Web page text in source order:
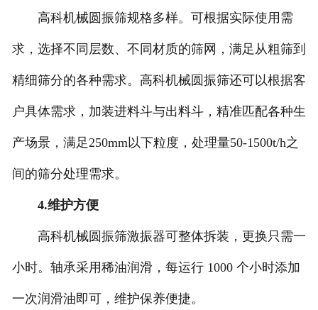
高科机械圆振筛规格多样。可根据实际使用需
求，选择不同层数、不同材质的筛网，满足从粗筛到
精细筛分的各种需求。高科机械圆振筛还可以根据客
户具体需求，加装进料斗与出料斗，精准匹配各种生
产场景，满足250mm以下粒度，处理量50-1500t/h之
间的筛分处理需求。
4.维护方便
高科机械圆振筛激振器可整体拆装，更换只需一
小时。轴承采用稀油润滑，每运行 1000 个小时添加
一次润滑油即可，维护保养便捷。